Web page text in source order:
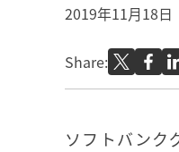
2019年11月18日
Share:
ソフトバンク